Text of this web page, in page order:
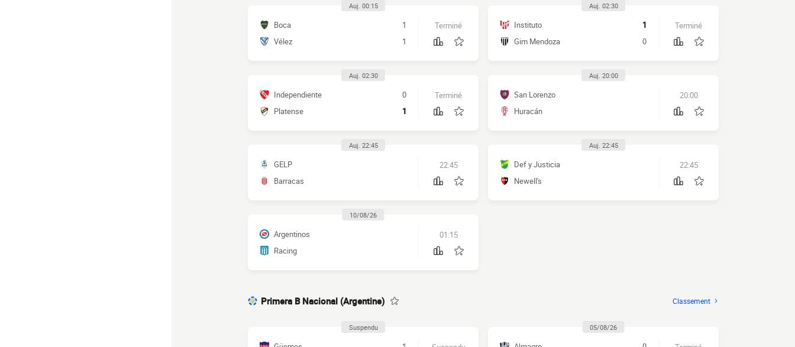
Auj. 00:15
Boca
1
Vélez
1
Terminé
Auj. 02:30
Instituto
1
Gim Mendoza
0
Terminé
Auj. 02:30
Independiente
0
Platense
1
Terminé
Auj. 20:00
San Lorenzo
Huracán
20:00
Auj. 22:45
GELP
Barracas
22:45
Auj. 22:45
Def y Justicia
Newell's
22:45
10/08/26
Argentinos
Racing
01:15
Primera B Nacional (Argentine) Classement
Suspendu 05/08/26